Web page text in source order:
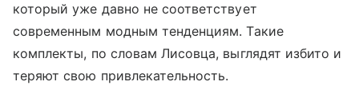
который уже давно не соответствует
современным модным тенденциям. Такие
комплекты, по словам Лисовца, выглядят избито и
теряют свою привлекательность.